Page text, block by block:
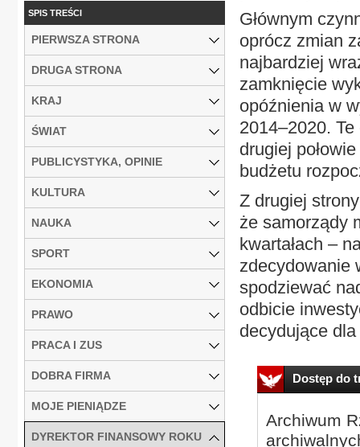
Głównym
oprócz zmian
najbardziej
zamknięcie
opóźnienia w
2014–2020.
drugiej
budżetu
Z drugiej
że samorządy
kwartałach –
zdecydowanie
spodziewać
odbicie
decydujące
Dostęp do
Archiwum
SPIS TREŚCI
PIERWSZA STRONA
DRUGA STRONA
KRAJ
ŚWIAT
PUBLICYSTYKA, OPINIE
KULTURA
NAUKA
SPORT
EKONOMIA
PRAWO
PRACA I ZUS
DOBRA FIRMA
MOJE PIENIĄDZE
DYREKTOR FINANSOWY ROKU